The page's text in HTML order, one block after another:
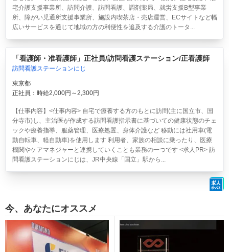
宅介護支援事業所、訪問介護、訪問看護、調剤薬局、就労支援B型事業
所、障がい児通所支援事業所、施設内喫茶店・売店運営、ECサイトなど幅
広いサービスを通じて地域の方の利便性を追及する介護のトータ...
「看護師・准看護師」正社員/訪問看護ステーション/正看護師
訪問看護ステーションにじ
東京都
正社員：時給2,000円～2,300円
【仕事内容】<仕事内容> 自宅で療養する方のもとに訪問(主に国立市、国
分寺市)し、主治医が作成する訪問看護指示書に基づいての健康状態のチェ
ックや療養指導、服薬管理、医療処置、身体介護など 移動には社用車(電
動自転車、軽自動車)を使用します 利用者、家族の相談に乗ったり、医療
機関やケアマネジャーと連携していくことも業務の一つです <求人PR> 訪
問看護ステーションにじは、JR中央線「国立」駅から...
今、あなたにオススメ